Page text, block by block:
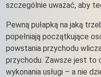
szczególnie uważać, aby
Pewną pułapką na jaką
popełniają początkujące
powstania przychodu
przychodu. Zawsze jest to
wykonania usługi – a nie